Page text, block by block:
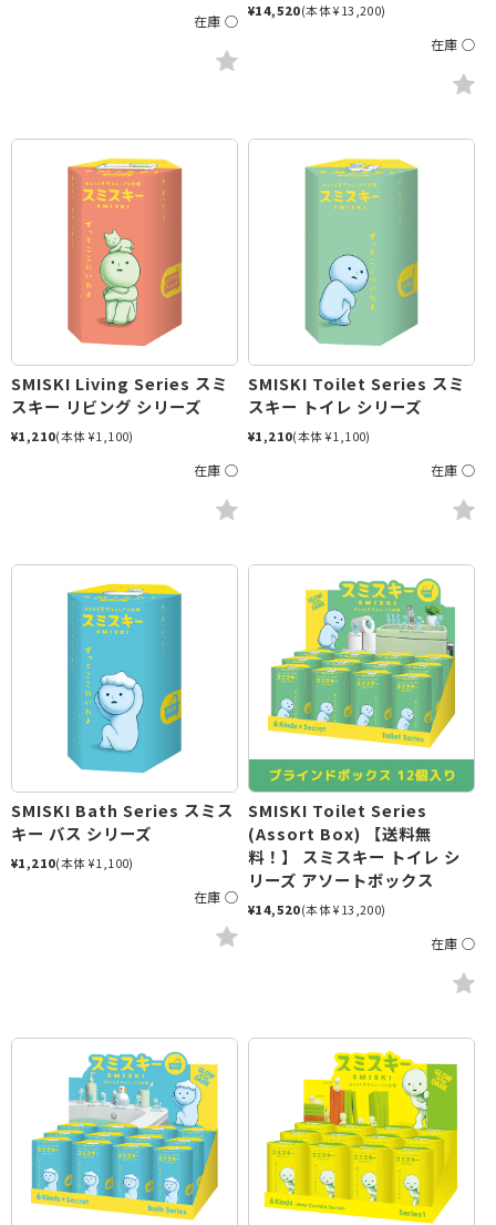
在庫 ○
¥14,520(本体 ¥13,200)
在庫 ○
SMISKI Living Series スミ
スキー リビング シリーズ
¥1,210(本体 ¥1,100)
在庫 ○
SMISKI Toilet Series スミ
スキー トイレ シリーズ
¥1,210(本体 ¥1,100)
在庫 ○
SMISKI Bath Series スミス
キー バス シリーズ
¥1,210(本体 ¥1,100)
在庫 ○
SMISKI Toilet Series
(Assort Box) 【送料無
料！】 スミスキー トイレ シ
リーズ アソートボックス
¥14,520(本体 ¥13,200)
在庫 ○